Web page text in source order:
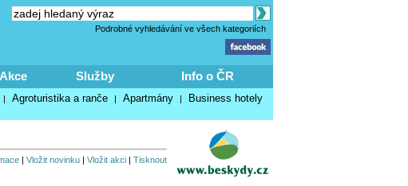
Podrobné vyhledávání ve všech kategoriích
Akce Služby Info o ČR
| Agroturistika a ranče | Apartmány | Business hotely
| Vložit novinku| Vložit akci| Tisknout